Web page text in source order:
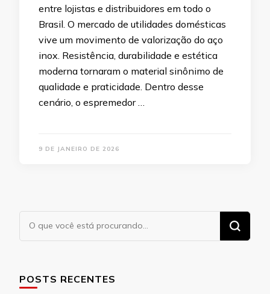
entre lojistas e distribuidores em todo o
Brasil. O mercado de utilidades domésticas
vive um movimento de valorização do aço
inox. Resistência, durabilidade e estética
moderna tornaram o material sinônimo de
qualidade e praticidade. Dentro desse
cenário, o espremedor …
9 DE JANEIRO DE 2026
Procurando
algo?
POSTS RECENTES